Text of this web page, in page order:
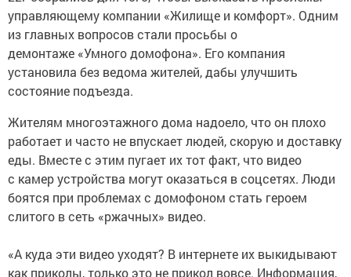
управляющему компании «Жилище и комфорт». Одним
из главных вопросов стали просьбы о
демонтаже «Умного домофона». Его компания
установила без ведома жителей, дабы улучшить
состояние подъезда.
Жителям многоэтажного дома надоело, что он плохо
работает и часто не впускает людей, скорую и доставку
еды. Вместе с этим пугает их тот факт, что видео
с камер устройства могут оказаться в соцсетях. Люди
боятся при проблемах с домофоном стать героем
слитого в сеть «ржачных» видео.
«А куда эти видео уходят? В интернете их выкидывают
как приколы, только это не прикол вовсе. Информация,